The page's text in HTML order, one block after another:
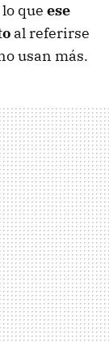
que ese
al referirse
usan más.